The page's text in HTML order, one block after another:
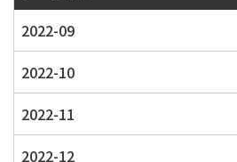
2022-09
2022-10
2022-11
2022-12